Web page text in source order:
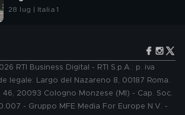
28 lug | Italia 1
RTI Business Digital - RTI S.p.A.: p. iva
legale: Largo del Nazareno 8, 00187 Roma.
46, 20093 Cologno Monzese (MI) - Cap. Soc.
- Gruppo MFE Media For Europe N.V. -